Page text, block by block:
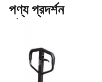
পণ্য প্রদর্শন